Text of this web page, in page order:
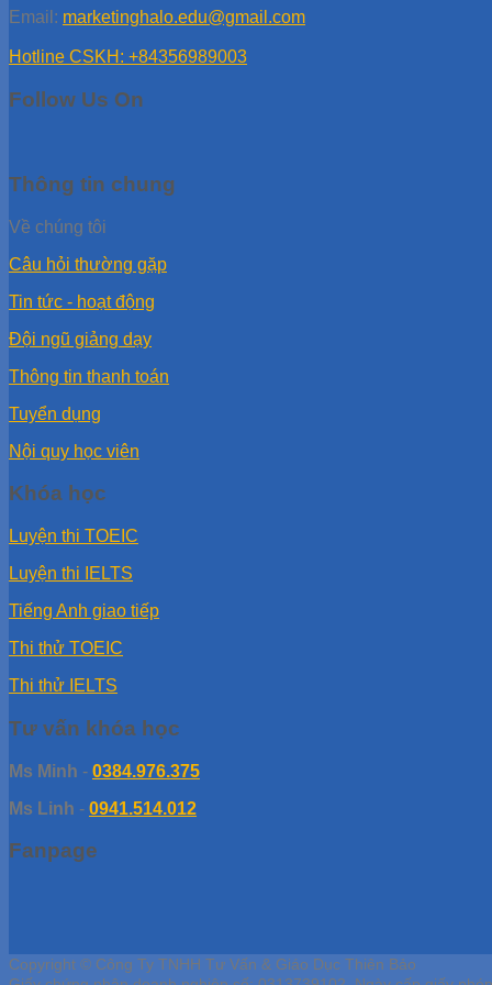
Email: marketinghalo.edu@gmail.com
Hotline CSKH: +84356989003
Follow Us On
Thông tin chung
Về chúng tôi
Câu hỏi thường gặp
Tin tức - hoạt động
Đội ngũ giảng dạy
Thông tin thanh toán
Tuyển dụng
Nội quy học viên
Khóa học
Luyện thi TOEIC
Luyện thi IELTS
Tiếng Anh giao tiếp
Thi thử TOEIC
Thi thử IELTS
Tư vấn khóa học
Ms Minh - 0384.976.375
Ms Linh - 0941.514.012
Fanpage
Copyright © Công Ty TNHH Tư Vấn & Giáo Dục Thiên Bảo